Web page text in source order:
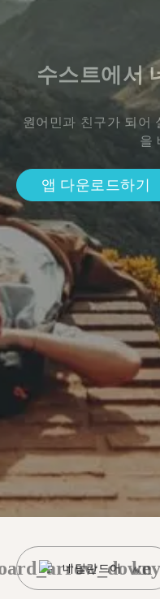
수스트에서
원어민과 친구가 되어
을
앱 다운로드하기
네덜란드어